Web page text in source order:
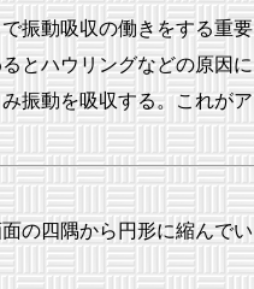
振動吸収の働きをする重要
とハウリングなどの原因に
振動を吸収する。これがア
の四隅から円形に縮んでい